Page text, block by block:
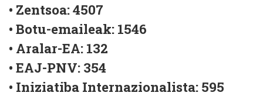
• Zentsoa: 4507
• Botu-emaileak: 1546
• Aralar-EA: 132
• EAJ-PNV: 354
• Iniziatiba Internazionalista: 595